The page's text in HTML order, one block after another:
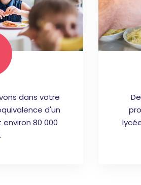
dans votre
d'un
environ 80 000